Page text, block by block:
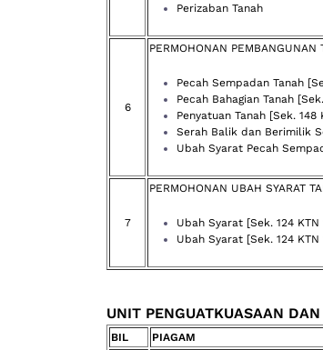
Perizaban Tanah
6
PERMOHONAN PEMBANGUNAN
Pecah Sempadan Tanah
Pecah Bahagian Tanah
Penyatuan Tanah [Sek. 148
Serah Balik dan Berimilik
Ubah Syarat Pecah
7
PERMOHONAN UBAH SYARAT
Ubah Syarat [Sek. 124
Ubah Syarat [Sek. 124
UNIT PENGUATKUASAAN
BIL PIAGAM